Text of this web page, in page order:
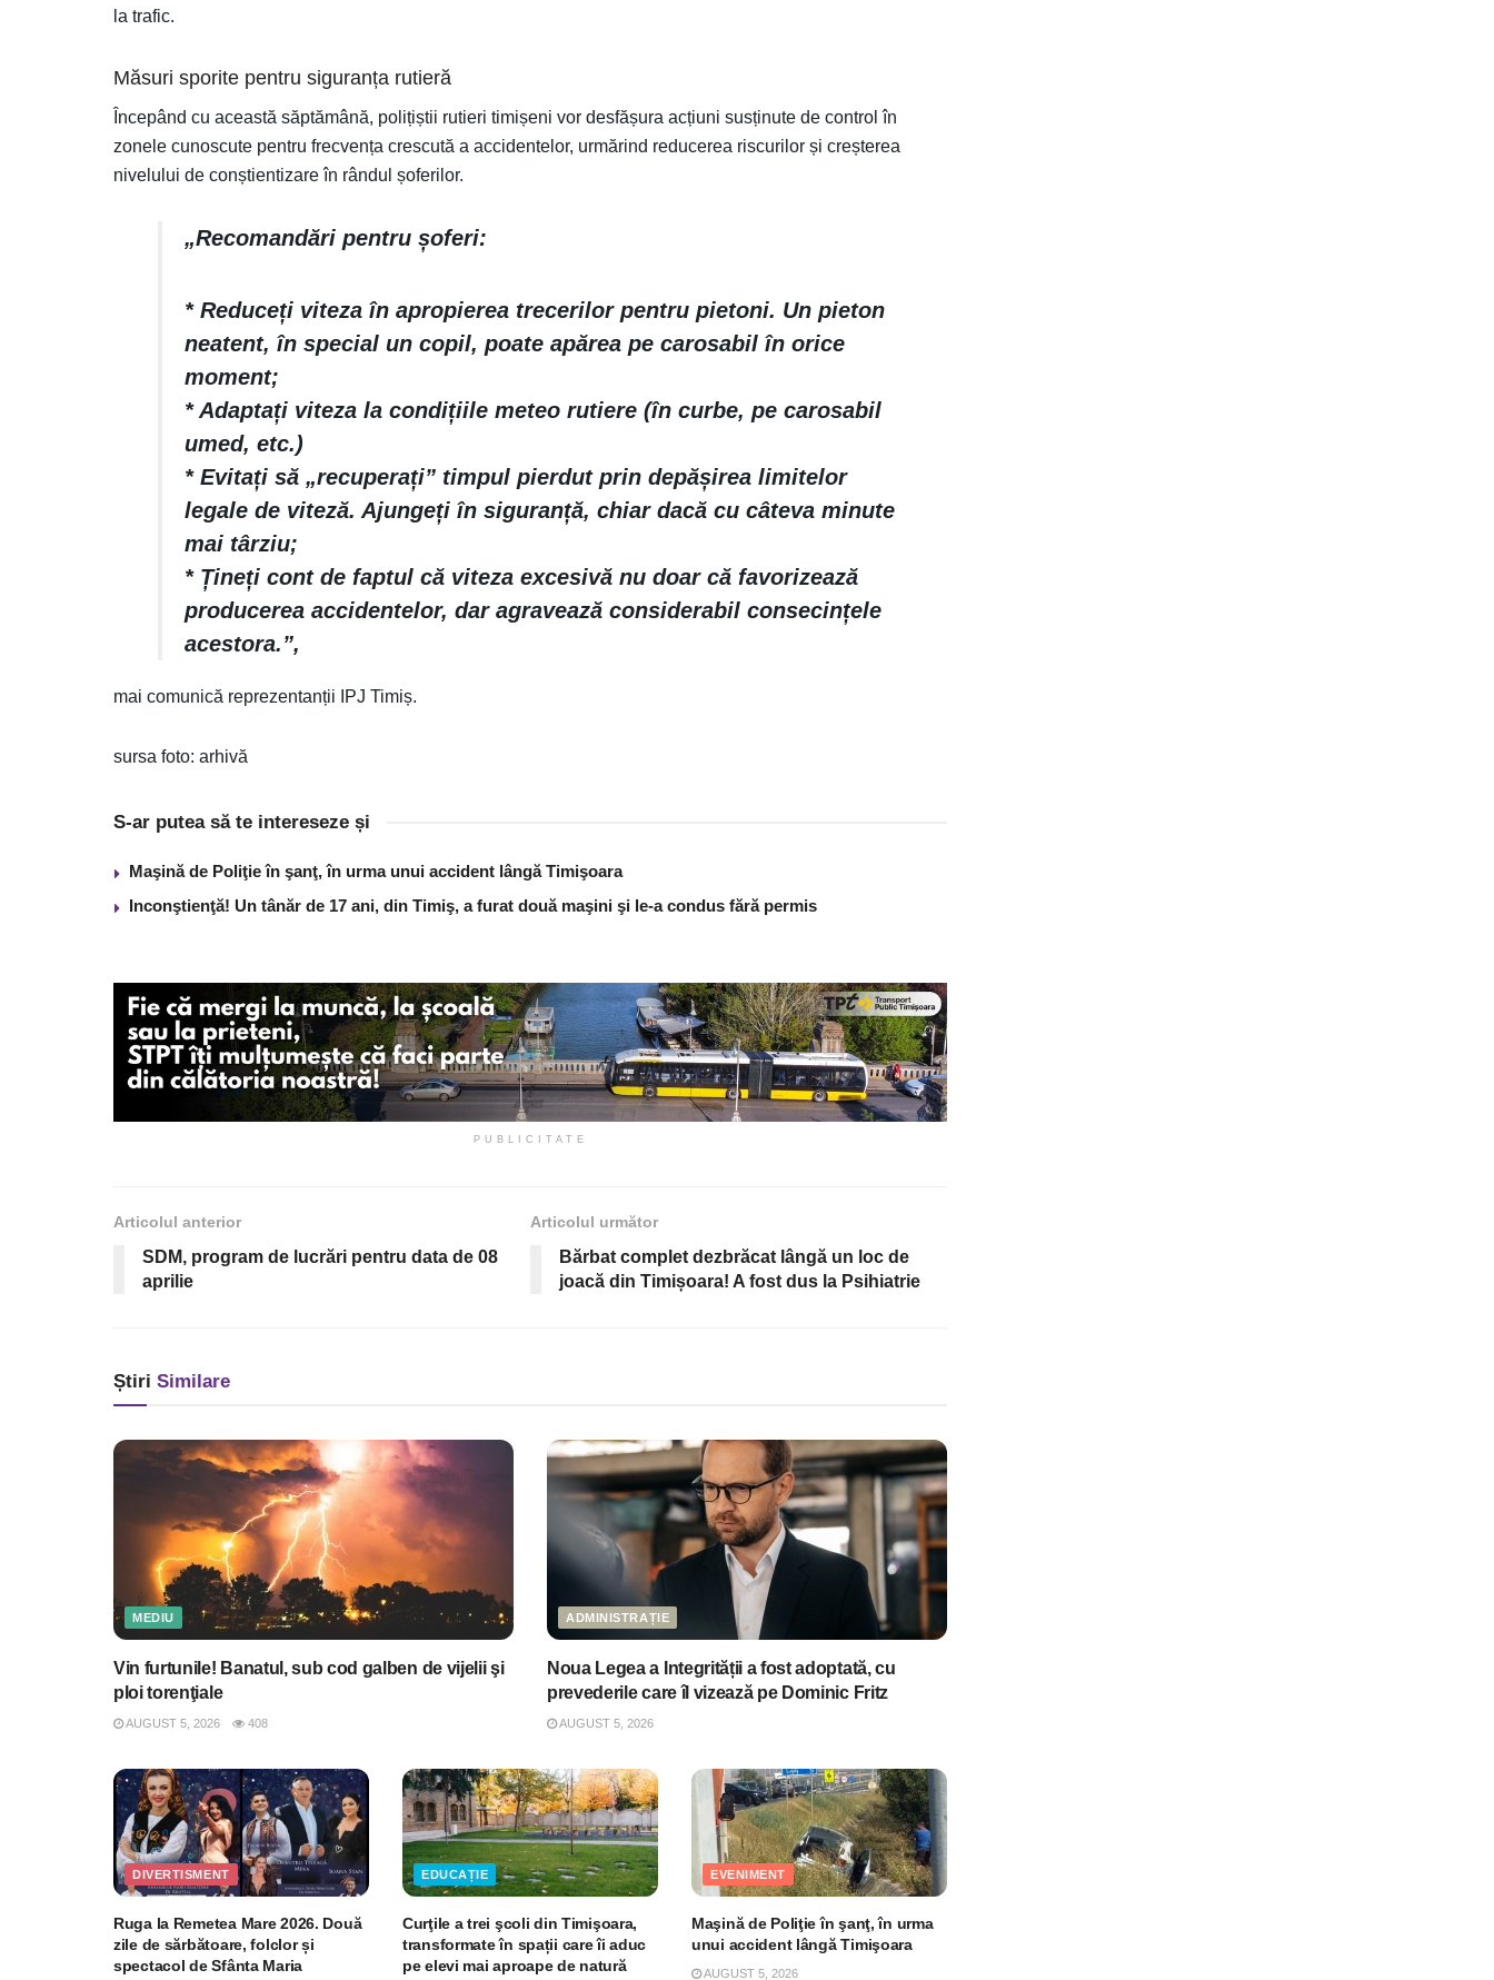
la trafic.
Măsuri sporite pentru siguranța rutieră
Începând cu această săptămână, polițiștii rutieri timișeni vor desfășura acțiuni susținute de control în
zonele cunoscute pentru frecvența crescută a accidentelor, urmărind reducerea riscurilor și creșterea
nivelului de conștientizare în rândul șoferilor.
„Recomandări pentru șoferi:
* Reduceți viteza în apropierea trecerilor pentru pietoni. Un pieton
neatent, în special un copil, poate apărea pe carosabil în orice
moment;
* Adaptați viteza la condițiile meteo rutiere (în curbe, pe carosabil
umed, etc.)
* Evitați să „recuperați” timpul pierdut prin depășirea limitelor
legale de viteză. Ajungeți în siguranță, chiar dacă cu câteva minute
mai târziu;
* Țineți cont de faptul că viteza excesivă nu doar că favorizează
producerea accidentelor, dar agravează considerabil consecințele
acestora.”,
mai comunică reprezentanții IPJ Timiș.
sursa foto: arhivă
S-ar putea să te intereseze și
Maşină de Poliţie în şanţ, în urma unui accident lângă Timişoara
Inconştienţă! Un tânăr de 17 ani, din Timiş, a furat două maşini şi le-a condus fără permis
PUBLICITATE
Articolul anterior
SDM, program de lucrări pentru data de 08
aprilie
Articolul următor
Bărbat complet dezbrăcat lângă un loc de
joacă din Timișoara! A fost dus la Psihiatrie
Știri Similare
MEDIU
Vin furtunile! Banatul, sub cod galben de vijelii şi
ploi torenţiale
AUGUST 5, 2026 408
ADMINISTRAȚIE
Noua Legea a Integrității a fost adoptată, cu
prevederile care îl vizează pe Dominic Fritz
AUGUST 5, 2026
DIVERTISMENT
Ruga la Remetea Mare 2026. Două
zile de sărbătoare, folclor și
spectacol de Sfânta Maria
EDUCAȚIE
Curţile a trei şcoli din Timişoara,
transformate în spații care îi aduc
pe elevi mai aproape de natură
EVENIMENT
Maşină de Poliţie în şanţ, în urma
unui accident lângă Timişoara
AUGUST 5, 2026